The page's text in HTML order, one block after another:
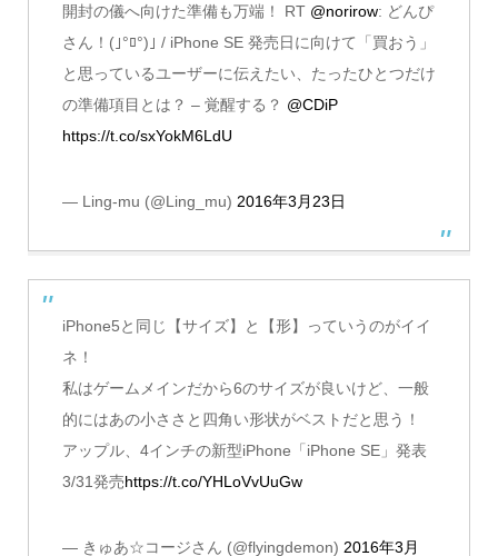
開封の儀へ向けた準備も万端！ RT @norirow: どんぴ
さん！(｣°ﾛ°)｣ / iPhone SE 発売日に向けて「買おう」
と思っているユーザーに伝えたい、たったひとつだけ
の準備項目とは？ – 覚醒する？ @CDiP
https://t.co/sxYokM6LdU
— Ling-mu (@Ling_mu) 2016年3月23日
iPhone5と同じ【サイズ】と【形】っていうのがイイ
ネ！
私はゲームメインだから6のサイズが良いけど、一般
的にはあの小ささと四角い形状がベストだと思う！
アップル、4インチの新型iPhone「iPhone SE」発表
3/31発売https://t.co/YHLoVvUuGw
— きゅあ☆コージさん (@flyingdemon) 2016年3月